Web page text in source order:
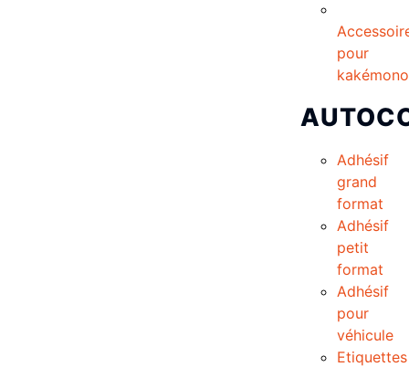
pour
kakémono
Adhésif
grand
format
Adhésif
petit
format
Adhésif
pour
véhicule
Etiquettes